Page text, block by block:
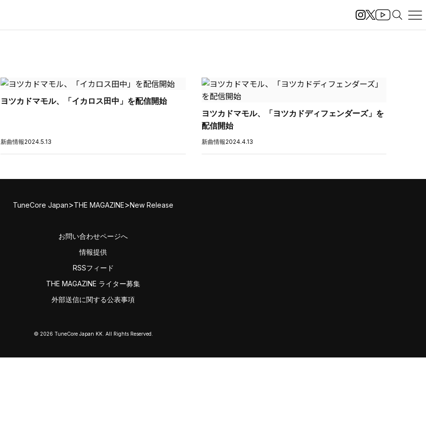
ヨツカドマモル、「イカロス田中」を配信開始
新曲情報2024.5.13
ヨツカドマモル、「ヨツカドディフェンダーズ」を
配信開始
新曲情報2024.4.13
TuneCore Japan>THE MAGAZINE>New Release
お問い合わせページへ
情報提供
RSSフィード
THE MAGAZINE ライター募集
外部送信に関する公表事項
© 2026 TuneCore Japan KK. All Rights Reserved.